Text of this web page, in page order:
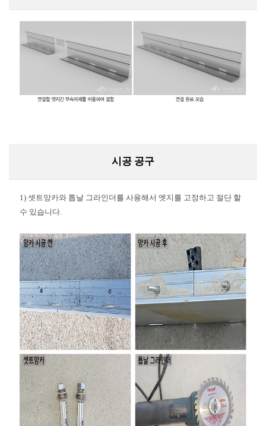
시공 공구
1) 셋트앙카와 톱날 그라인더를 사용해서 엣지를 고정하고 절단 할
수 있습니다.